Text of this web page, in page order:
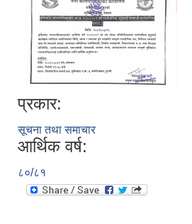
प्रकार:
सूचना तथा समाचार
आर्थिक वर्ष:
८०/८१